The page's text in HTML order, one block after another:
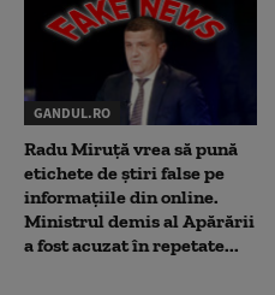
GANDUL.RO
Radu Miruţă vrea să pună
etichete de știri false pe
informațiile din online.
Ministrul demis al Apărării
a fost acuzat în repetate...